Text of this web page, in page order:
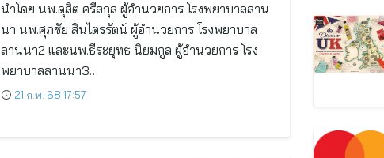
นำโดย นพ.ดุสิต ศรีสกุล ผู้อำนวยการ โรงพยาบาลลาน
นา นพ.ศุภชัย สินไตรรัตน์ ผู้อำนวยการ โรงพยาบาล
ลานนา2 และนพ.ธีระยุทธ นิยมกูล ผู้อำนวยการ โรง
พยาบาลลานนา3…
21 ก.พ. 68 17:57